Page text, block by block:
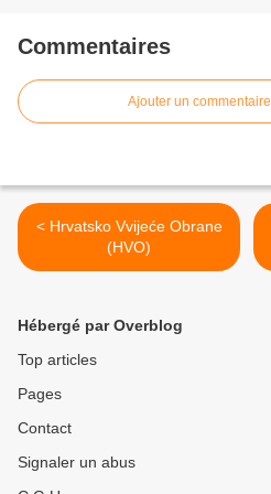
Commentaires
Ajouter un commentaire
< Hrvatsko Vvijeće Obrane
(HVO)
Hébergé par Overblog
Top articles
Pages
Contact
Signaler un abus